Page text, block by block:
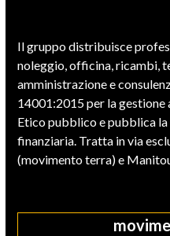
Il gruppo distribuisce
noleggio, officina, ricambi,
amministrazione e
14001:2015 per la
Etico pubblico e pubblica
finanziaria. Tratta in via
(movimento terra) e